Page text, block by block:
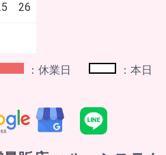
26
：休業日 ：本日